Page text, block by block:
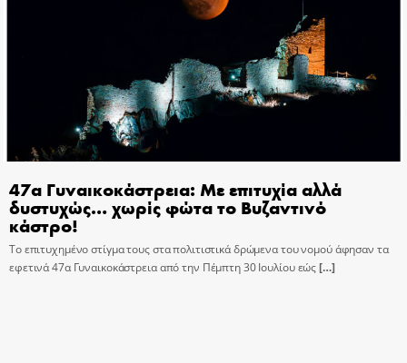
47α Γυναικοκάστρεια: Με επιτυχία αλλά
δυστυχώς… χωρίς φώτα το Βυζαντινό
κάστρο!
Το επιτυχημένο στίγμα τους στα πολιτιστικά δρώμενα του νομού άφησαν τα
εφετινά 47α Γυναικοκάστρεια από την Πέμπτη 30 Ιουλίου εώς[…]